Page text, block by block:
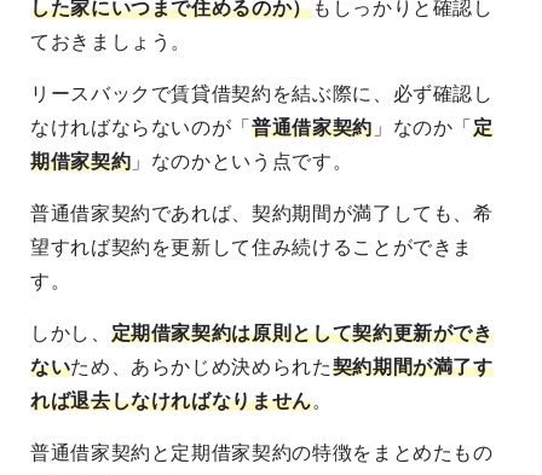
した家にいつまで住めるのか）もしっかりと確認し
ておきましょう。
リースバックで賃貸借契約を結ぶ際に、必ず確認し
なければならないのが「普通借家契約」なのか「定
期借家契約 」なのかという点です。
普通借家契約であれば、契約期間が満了しても、希
望すれば契約を更新して住み続けることができま
す。
しかし、 定期借家契約は原則として契約更新ができ
ないため、あらかじめ決められた契約期間が満了す
れば退去しなければなりません。
普通借家契約と定期借家契約の特徴をまとめたもの